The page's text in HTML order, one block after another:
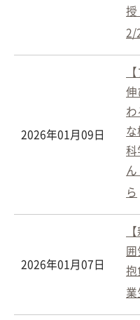
授
2/
2026年01月09日
伸
科
ら
2026年01月07日
抱
業